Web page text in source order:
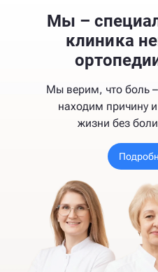
Мы –
клиника
Мы верим, что боль
находим причину
жизни без